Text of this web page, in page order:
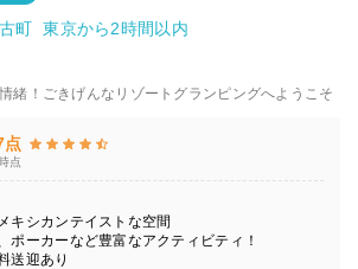
町 東京から2時間以内
緒！ごきげんなリゾートグランピングへようこそ
点
点
キシカンテイストな空間
ポーカーなど豊富なアクティビティ！
送迎あり